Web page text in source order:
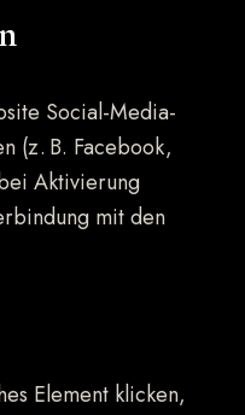
Social-Media-
(z. B. Facebook,
Aktivierung
mit den
Element klicken,